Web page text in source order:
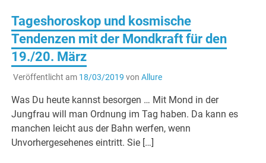
Tageshoroskop und kosmische
Tendenzen mit der Mondkraft für den
19./20. März
Veröffentlicht am 18/03/2019 von Allure
Was Du heute kannst besorgen … Mit Mond in der
Jungfrau will man Ordnung im Tag haben. Da kann es
manchen leicht aus der Bahn werfen, wenn
Unvorhergesehenes eintritt. Sie […]